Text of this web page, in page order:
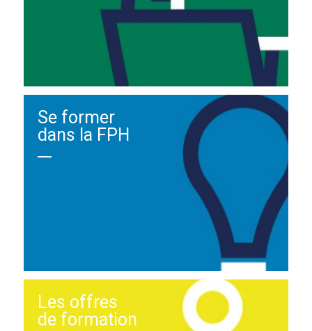
Se former
dans la FPH
Les offres
de formation